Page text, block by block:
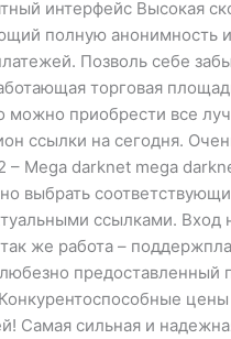
интерфейс Высокая
полную анонимность
Позволь себе
торговая
можно приобрести все
ссылки на сегодня.
Mega darknet mega
выбрать
ссылками.
же работа –
Самая сильная и